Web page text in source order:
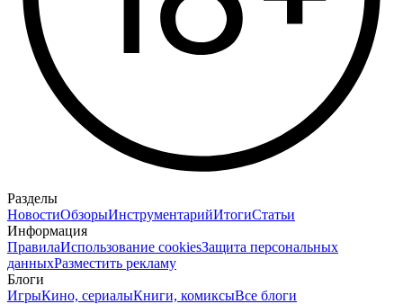
Разделы
НовостиОбзорыИнструментарийИтогиСтатьи
Информация
ПравилаИспользование cookiesЗащита персональных
данныхРазместить рекламу
Блоги
ИгрыКино, сериалыКниги, комиксыВсе блоги